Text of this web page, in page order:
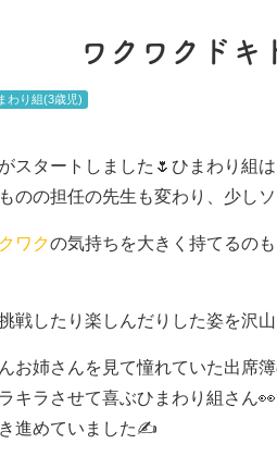
ワクワクドキ
わり組(3歳児)
スタートしました🌷ひまわり組
のの担任の先生も変わり、少し
ワクの気持ちを大きく持てるの
戦したり楽しんだりした姿を沢
お姉さんを見て憧れていた出席
キラさせて喜ぶひまわり組さん
進めていました✍